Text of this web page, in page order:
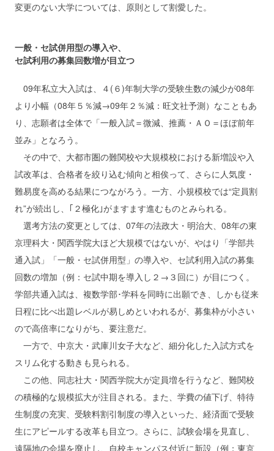
変更のない大学については、原則として割愛した。
一般・セ試併用型の導入や、
セ試利用の募集回数増が目立つ
09年私立大入試は、４(６)年制大学の受験生数の減少が08年
より小幅（08年５％減→09年２％減：旺文社予測）なこともあ
り、志願者は全体で「一般入試＝微減、推薦・ＡＯ＝ほぼ前年
並み」となろう。
その中で、大都市圏の難関校や大規模校における新増設や入
試改革は、合格者を絞り込む傾向と相俟って、さらに人気度・
難易度を高める結果につながろう。一方、小規模校では“定員割
れ”が続出し、｢２極化｣がますます進むものとみられる。
選考方法の変更としては、07年の法政大・明治大、08年の東
京理科大・関西学院大ほど大規模ではないが、やはり「学部共
通入試」「一般・セ試併用型」の導入や、セ試利用入試の募集
回数の増加（例：セ試中期を導入し２→３回に）が目につく。
学部共通入試は、複数学部･学科を同時に出願でき、しかも従来
日程に比べ出題レベルが易しめといわれるが、募集枠が小さい
ので高倍率になりがち、要注意だ。
一方で、中京大・武庫川女子大など、細分化した入試方式を
スリム化する動きも見られる。
この他、同志社大・関西学院大が定員増を行うなど、難関校
の積極的な規模拡大が注目される。また、学費の値下げ、特待
生制度の充実、受験料割引制度の導入といった、経済面で受験
生にアピールする改革も目立つ。さらに、試験会場を見直し、
遠隔地の会場を廃止し、自校キャンパス付近に新設（例：東京